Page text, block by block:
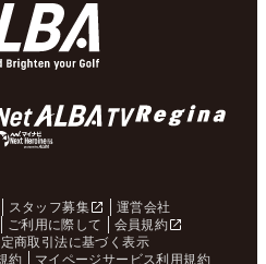
スタッフ募集
運営会社
ご利用に際して
会員規約
商取引法に基づく表示
約
マイページサービス利用規約